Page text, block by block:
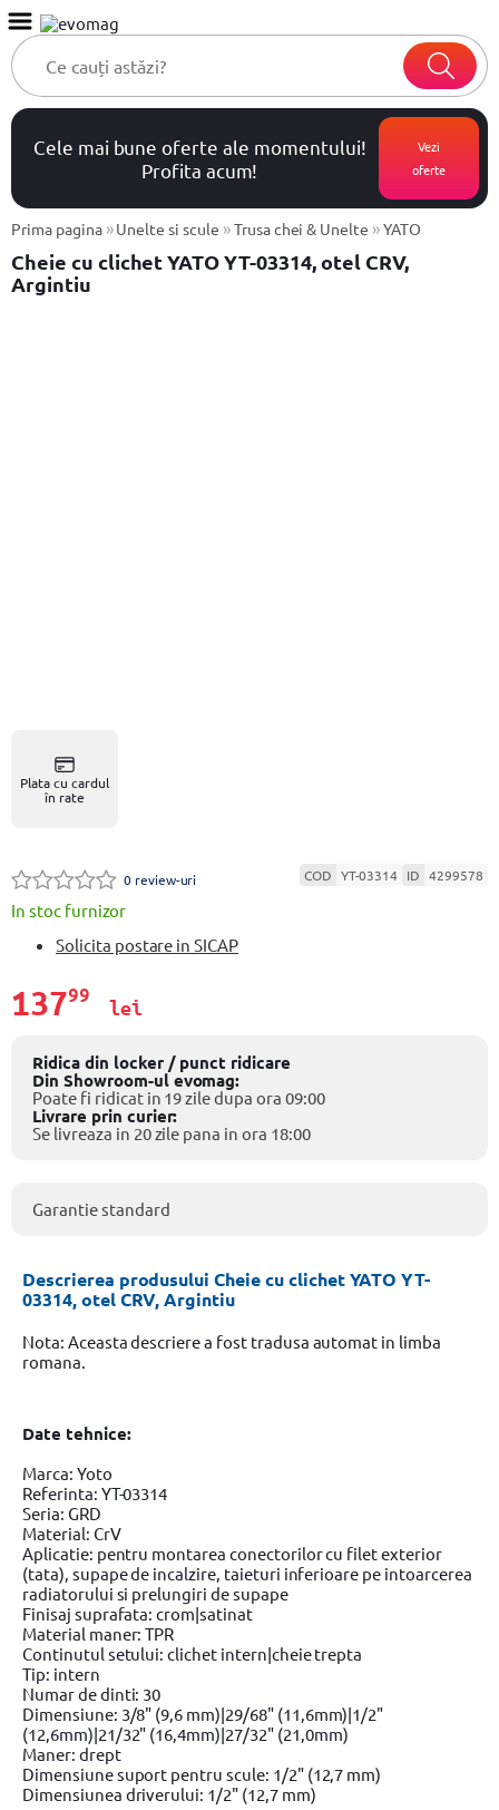
Cele mai bune oferte ale momentului!
Profita acum!
Vezi
oferte
Prima pagina »Unelte si scule »Trusa chei & Unelte »YATO
Cheie cu clichet YATO YT-03314, otel CRV,
Argintiu
Plata cu cardul
în rate
0 review-uri COD YT-03314 ID 4299578
In stoc furnizor
Solicita postare in SICAP
13799
lei
Ridica din locker / punct ridicare
Din Showroom-ul evomag:
Poate fi ridicat in 19 zile dupa ora 09:00
Livrare prin curier:
Se livreaza in 20 zile pana in ora 18:00
Garantie standard
Descrierea produsului Cheie cu clichet YATO YT-
03314, otel CRV, Argintiu
Nota: Aceasta descriere a fost tradusa automat in limba
romana.
Date tehnice:
Marca: Yoto
Referinta: YT-03314
Seria: GRD
Material: CrV
Aplicatie: pentru montarea conectorilor cu filet exterior
(tata), supape de incalzire, taieturi inferioare pe intoarcerea
radiatorului si prelungiri de supape
Finisaj suprafata: crom|satinat
Material maner: TPR
Continutul setului: clichet intern|cheie trepta
Tip: intern
Numar de dinti: 30
Dimensiune: 3/8" (9,6 mm)|29/68" (11,6mm)|1/2"
(12,6mm)|21/32" (16,4mm)|27/32" (21,0mm)
Maner: drept
Dimensiune suport pentru scule: 1/2" (12,7 mm)
Dimensiunea driverului: 1/2" (12,7 mm)